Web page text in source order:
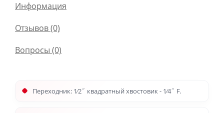
Информация
Отзывов (0)
Вопросы (0)
Переходник: 1⁄2˝ квадратный хвостовик - 1⁄4˝ F.